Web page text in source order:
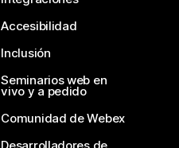
Accesibilidad
Inclusión
Seminarios web en
vivo y a pedido
Comunidad de Webex